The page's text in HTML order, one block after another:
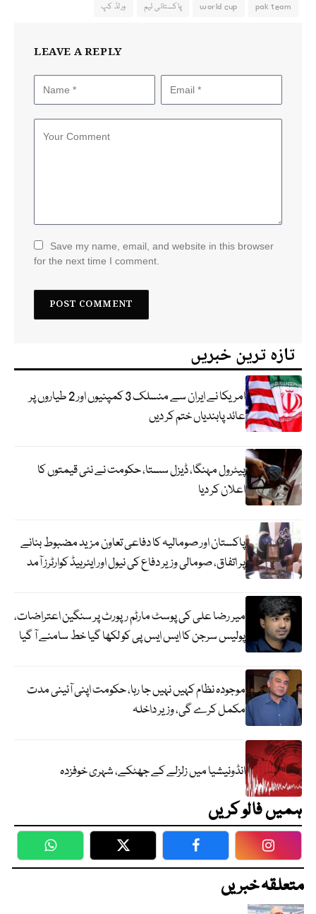
pak team
world cup پاکستانی ٹیم ورلڈ کپ
LEAVE A REPLY
Save my name, email, and website in this browser
for the next time I comment.
تازہ ترین خبریں
امریکا نے ایران سے منسلک 3 کمپنیوں اور 2 طیاروں پر
عائد پابندیاں ختم کر دیں
پیٹرول مہنگا، ڈیزل سستا، حکومت نے نئی قیمتوں کا
اعلان کر دیا
پاکستان اور صومالیہ کا دفاعی تعاون مزید مضبوط بنانے
پر اتفاق، صومالی وزیر دفاع کی نیول اور ایئرہیڈ کوارٹرز آمد
میر رضا علی کی پوسٹ مارٹم رپورٹ پر سنگین اعتراضات،
پولیس سرجن کا ایس ایس پی کو لکھا گیا خط سامنے آ گیا
موجودہ نظام کہیں نہیں جا رہا، حکومت اپنی آئینی مدت
مکمل کرے گی، وزیر داخلہ
انڈونیشیا میں زلزلے کے جھٹکے، شہری خوفزدہ
ہمیں فالو کریں
WhatsApp Twitter Facebook
متعلقہ خبریں